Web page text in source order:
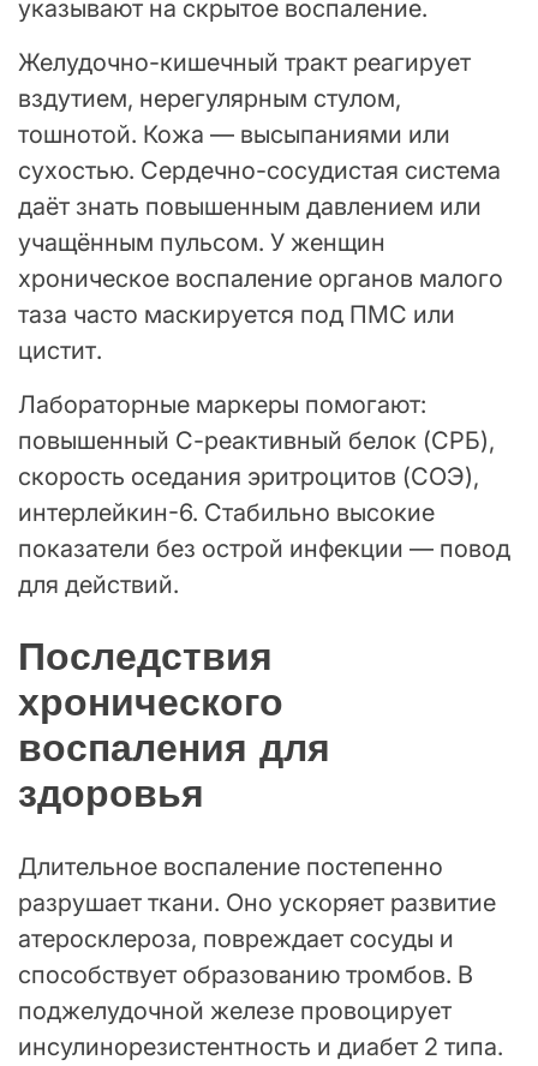
указывают на скрытое воспаление.
Желудочно-кишечный тракт реагирует
вздутием, нерегулярным стулом,
тошнотой. Кожа — высыпаниями или
сухостью. Сердечно-сосудистая система
даёт знать повышенным давлением или
учащённым пульсом. У женщин
хроническое воспаление органов малого
таза часто маскируется под ПМС или
цистит.
Лабораторные маркеры помогают:
повышенный С-реактивный белок (СРБ),
скорость оседания эритроцитов (СОЭ),
интерлейкин-6. Стабильно высокие
показатели без острой инфекции — повод
для действий.
Последствия
хронического
воспаления для
здоровья
Длительное воспаление постепенно
разрушает ткани. Оно ускоряет развитие
атеросклероза, повреждает сосуды и
способствует образованию тромбов. В
поджелудочной железе провоцирует
инсулинорезистентность и диабет 2 типа.